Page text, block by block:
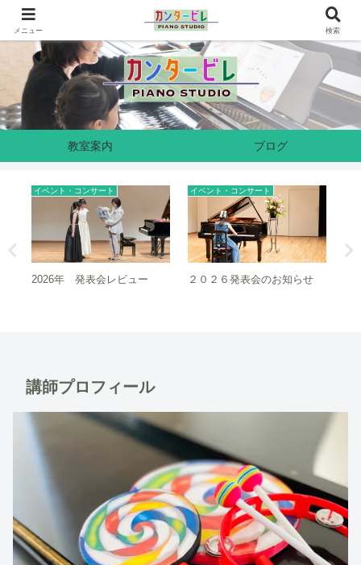
奈良県生駒市のピアノ教室です
教室案内 ブログ
ント・コンサート
年 発表会レビュー
イベント・コンサート
２０２６発表会のお知らせ
２０２５ク
講師プロフィール
メニュー 検索